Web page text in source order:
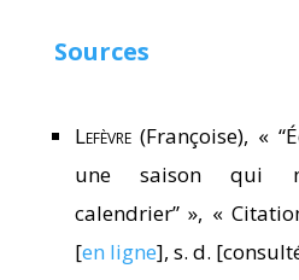
Sources
Lefèvre(Françoise), «
une saison qui
calendrier” », «
[en ligne], s. d.